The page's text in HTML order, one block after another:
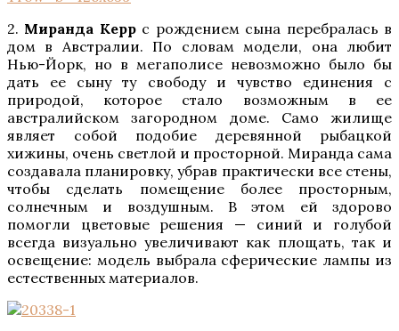
2. Миранда Керрс рождением сына перебралась в
дом в Австралии. По словам модели, она любит
Нью-Йорк, но в мегаполисе невозможно было бы
дать ее сыну ту свободу и чувство единения с
природой, которое стало возможным в ее
австралийском загородном доме. Само жилище
являет собой подобие деревянной рыбацкой
хижины, очень светлой и просторной. Миранда сама
создавала планировку, убрав практически все стены,
чтобы сделать помещение более просторным,
солнечным и воздушным. В этом ей здорово
помогли цветовые решения — синий и голубой
всегда визуально увеличивают как площать, так и
освещение: модель выбрала сферические лампы из
естественных материалов.